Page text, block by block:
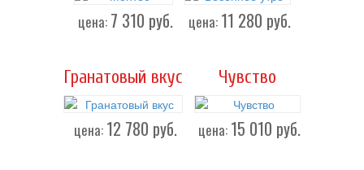
цена: 7 310 руб. цена: 11 280 руб.
Гранатовый вкус
цена: 12 780 руб.
Чувство
цена: 15 010 руб.